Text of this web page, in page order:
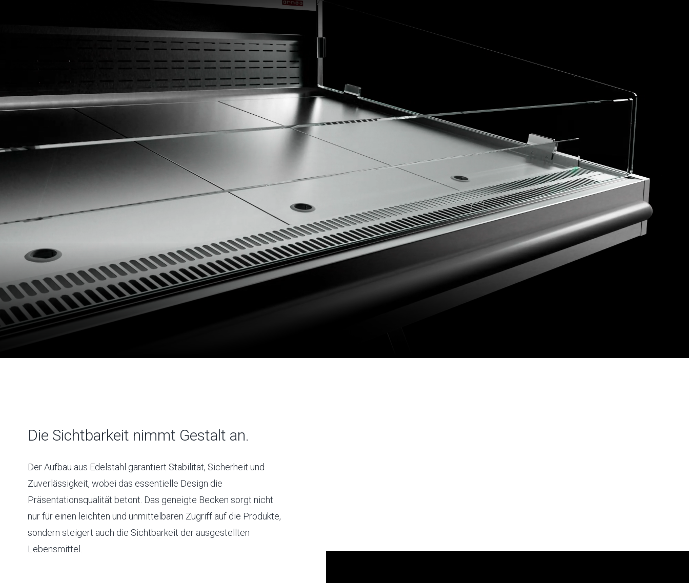
Die Sichtbarkeit nimmt Gestalt an.
Der Aufbau aus Edelstahl garantiert Stabilität, Sicherheit und
Zuverlässigkeit, wobei das essentielle Design die
Präsentationsqualität betont. Das geneigte Becken sorgt nicht
nur für einen leichten und unmittelbaren Zugriff auf die Produkte,
sondern steigert auch die Sichtbarkeit der ausgestellten
Lebensmittel.